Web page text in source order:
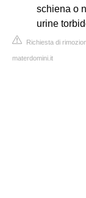
schiena o
urine
Richiesta di
materdomini.it